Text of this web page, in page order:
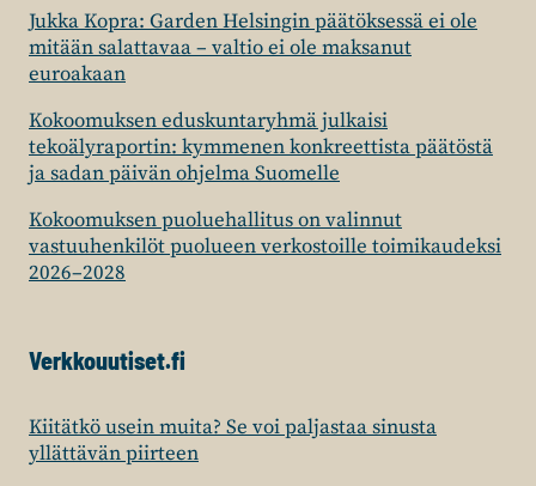
Jukka Kopra: Garden Helsingin päätöksessä ei ole
mitään salattavaa – valtio ei ole maksanut
euroakaan
Kokoomuksen eduskuntaryhmä julkaisi
tekoälyraportin: kymmenen konkreettista päätöstä
ja sadan päivän ohjelma Suomelle
Kokoomuksen puoluehallitus on valinnut
vastuuhenkilöt puolueen verkostoille toimikaudeksi
2026–2028
Verkkouutiset.fi
Kiitätkö usein muita? Se voi paljastaa sinusta
yllättävän piirteen